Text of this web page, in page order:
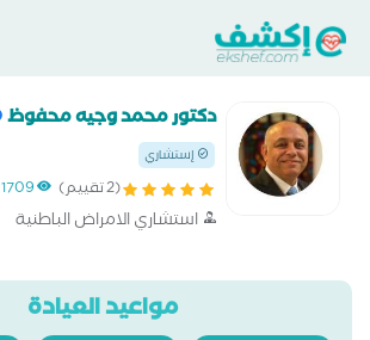
دكتور محمد وجيه محفوظ
إستشاري
(2 تقييم) 1709
استشاري الامراض الباطنية
مواعيد العيادة